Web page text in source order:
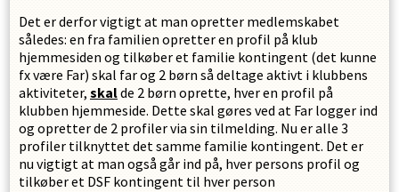
Det er derfor vigtigt at man opretter medlemskabet
således: en fra familien opretter en profil på klub
hjemmesiden og tilkøber et familie kontingent (det kunne
fx være Far) skal far og 2 børn så deltage aktivt i klubbens
aktiviteter, skalde 2 børn oprette, hver en profil på
klubben hjemmeside. Dette skal gøres ved at Far logger ind
og opretter de 2 profiler via sin tilmelding. Nu er alle 3
profiler tilknyttet det samme familie kontingent. Det er
nu vigtigt at man også går ind på, hver persons profil og
tilkøber et DSF kontingent til hver person